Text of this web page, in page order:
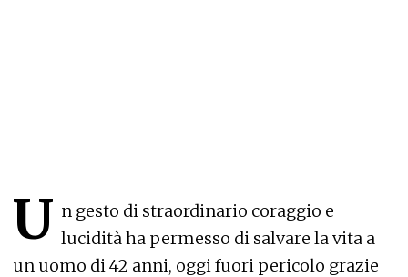
U n gesto di straordinario coraggio e
lucidità ha permesso di salvare la vita a
un uomo di 42 anni, oggi fuori pericolo grazie